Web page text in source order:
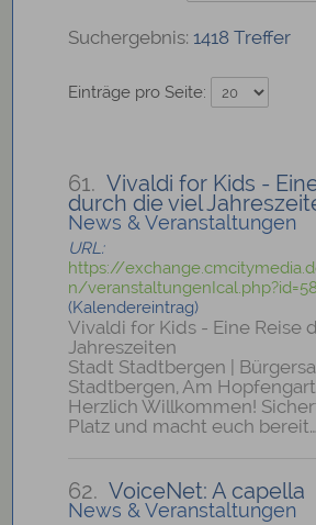
1418 Treffer
Einträge pro Seite:
61. Vivaldi for Kids -
durch die viel
News & Veranstaltungen
URL:
https://
n/
(Kalendereintrag)
Vivaldi for Kids - Eine Reise
Jahreszeiten
Stadt Stadtbergen |
Stadtbergen, Am
Herzlich Willkommen!
Platz und macht euch bereit…
62. VoiceNet: A capella
News & Veranstaltungen